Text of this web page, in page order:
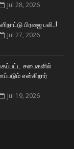
Jul 28, 2026
பிரஜை பலி..!
Jul 27, 2026
சபைகளில்
என்கிறார்
Jul 19, 2026